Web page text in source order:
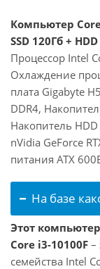
Компьютер Core
SSD 120Гб +
Процессор Intel
Охлаждение
плата Gigabyte
DDR4,
Накопитель HDD
nVidia GeForce
питания ATX
На базе
Этот
Core i3-10100F –
семейства Intel